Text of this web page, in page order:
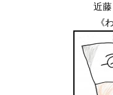
近
《